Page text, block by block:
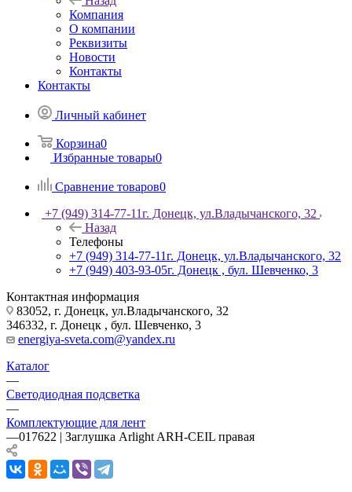
Компания
О компании
Реквизиты
Новости
Контакты
Контакты
Личный кабинет
Корзина0
Избранные товары0
Сравнение товаров0
+7 (949) 314-77-11г. Донецк, ул.Владычанского, 32
Назад
Телефоны
+7 (949) 314-77-11г. Донецк, ул.Владычанского, 32
+7 (949) 403-93-05г. Донецк , бул. Шевченко, 3
Контактная информация
83052, г. Донецк, ул.Владычанского, 32
346332, г. Донецк , бул. Шевченко, 3
energiya-sveta.com@yandex.ru
Каталог
—
Светодиодная подсветка
—
Комплектующие для лент
—017622 | Заглушка Arlight ARH-CEIL правая